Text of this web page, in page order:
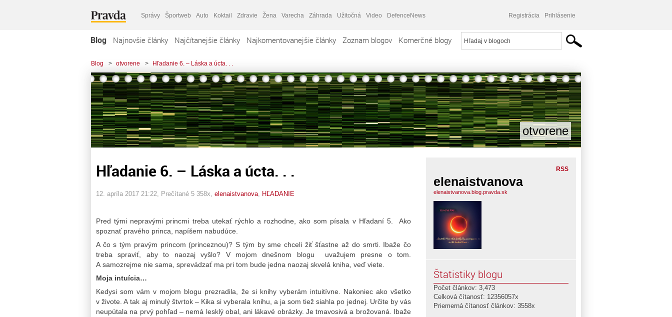
Správy Športweb Auto Koktail Zdravie Žena Varecha Záhrada Užitočná Video DefenceNews Registrácia Prihlásenie
Blog Najnovšie články Najčítanejšie články Najkomentovanejšie články Zoznam blogov Komerčné blogy
Blog > otvorene > Hľadanie 6. – Láska a úcta. . .
otvorene
Hľadanie 6. – Láska a úcta. . .
12. apríla 2017 21:22 , Prečítané 5 358x, elenaistvanova HĽADANIE
Pred tými nepravými princmi treba utekať rýchlo a rozhodne, ako som písala v Hľadaní 5. Ako
spoznať pravého princa, napíšem nabudúce.
A čo s tým pravým princom (princeznou)? S tým by sme chceli žiť šťastne až do smrti. Ibaže čo
treba spraviť, aby to naozaj vyšlo? V mojom dnešnom blogu uvažujem presne o tom.
A samozrejme nie sama, sprevádzať ma pri tom bude jedna naozaj skvelá kniha, veď viete.
Moja intuícia…
Kedysi som vám v mojom blogu prezradila, že si knihy vyberám intuitívne. Nakoniec ako všetko
v živote. A tak aj minulý štvrtok – Kika si vyberala knihu, a ja som tiež siahla po jednej. Určite by vás
neupútala na prvý pohľad – nemá lesklý obal, ani lákavé obrázky. Je tmavosivá a brožovaná. Ibaže
RSS
elenaistvanova
elenaistvanova.blog.pravda.sk
Štatistiky blogu
Počet článkov: 3,473
Celková čítanosť: 12356057x
Priemerná čítanosť článkov: 3558x